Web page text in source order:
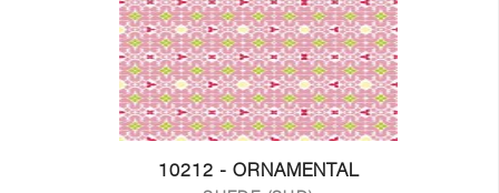
10212 - ORNAMENTAL